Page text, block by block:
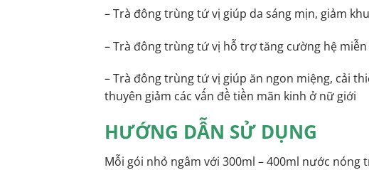
– Trà đông trùng tứ vị giúp da sáng mịn, giảm
– Trà đông trùng tứ vị hỗ trợ tăng cường hệ
– Trà đông trùng tứ vị giúp ăn ngon miệng, cải
thuyên giảm các vấn đề tiền mãn kinh ở nữ giới
HƯỚNG DẪN SỬ DỤNG
Mỗi gói nhỏ ngâm với 300ml – 400ml nước